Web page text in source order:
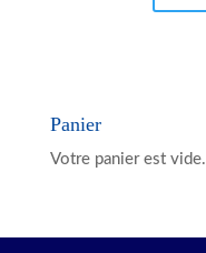
Panier
Votre panier est vide.